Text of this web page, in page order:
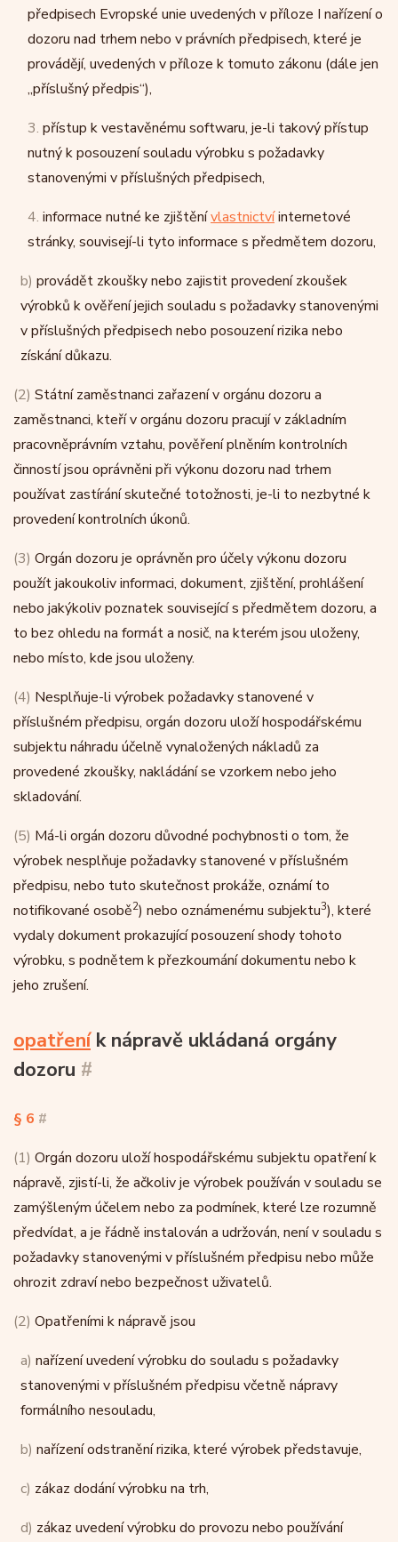
předpisech Evropské unie uvedených v příloze I nařízení o
dozoru nad trhem nebo v právních předpisech, které je
provádějí, uvedených v příloze k tomuto zákonu (dále jen
„příslušný předpis“),
3. přístup k vestavěnému softwaru, je-li takový přístup
nutný k posouzení souladu výrobku s požadavky
stanovenými v příslušných předpisech,
4. informace nutné ke zjištěnívlastnictvíinternetové
stránky, souvisejí-li tyto informace s předmětem dozoru,
b) provádět zkoušky nebo zajistit provedení zkoušek
výrobků k ověření jejich souladu s požadavky stanovenými
v příslušných předpisech nebo posouzení rizika nebo
získání důkazu.
(2) Státní zaměstnanci zařazení v orgánu dozoru a
zaměstnanci, kteří v orgánu dozoru pracují v základním
pracovněprávním vztahu, pověření plněním kontrolních
činností jsou oprávněni při výkonu dozoru nad trhem
používat zastírání skutečné totožnosti, je-li to nezbytné k
provedení kontrolních úkonů.
(3) Orgán dozoru je oprávněn pro účely výkonu dozoru
použít jakoukoliv informaci, dokument, zjištění, prohlášení
nebo jakýkoliv poznatek související s předmětem dozoru, a
to bez ohledu na formát a nosič, na kterém jsou uloženy,
nebo místo, kde jsou uloženy.
(4) Nesplňuje-li výrobek požadavky stanovené v
příslušném předpisu, orgán dozoru uloží hospodářskému
subjektu náhradu účelně vynaložených nákladů za
provedené zkoušky, nakládání se vzorkem nebo jeho
skladování.
(5) Má-li orgán dozoru důvodné pochybnosti o tom, že
výrobek nesplňuje požadavky stanovené v příslušném
předpisu, nebo tuto skutečnost prokáže, oznámí to
notifikované osobě2) nebo oznámenému subjektu3), které
vydaly dokument prokazující posouzení shody tohoto
výrobku, s podnětem k přezkoumání dokumentu nebo k
jeho zrušení.
opatřeník nápravě ukládaná orgány
dozoru #
§ 6 #
(1) Orgán dozoru uloží hospodářskému subjektu opatření k
nápravě, zjistí-li, že ačkoliv je výrobek používán v souladu se
zamýšleným účelem nebo za podmínek, které lze rozumně
předvídat, a je řádně instalován a udržován, není v souladu s
požadavky stanovenými v příslušném předpisu nebo může
ohrozit zdraví nebo bezpečnost uživatelů.
(2) Opatřeními k nápravě jsou
a) nařízení uvedení výrobku do souladu s požadavky
stanovenými v příslušném předpisu včetně nápravy
formálního nesouladu,
b) nařízení odstranění rizika, které výrobek představuje,
c) zákaz dodání výrobku na trh,
d) zákaz uvedení výrobku do provozu nebo používání